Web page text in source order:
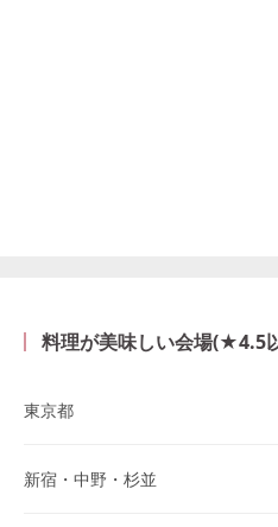
料理が美味しい会場(★4.5
東京都
新宿・中野・杉並